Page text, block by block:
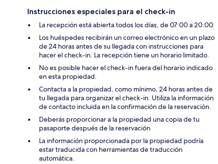
Instrucciones especiales para el check-in
La recepción está abierta todos los días, de 07:00 a 20:00.
Los huéspedes recibirán un correo electrónico en un plazo
de 24 horas antes de su llegada con instrucciones para
hacer el check-in. La recepción tiene un horario limitado.
No es posible hacer el check-in fuera del horario indicado
en esta propiedad.
Contacta a la propiedad, como mínimo, 24 horas antes de
tu llegada para organizar el check-in. Utiliza la información
de contacto incluida en la confirmación de la reservación.
Deberás proporcionar a la propiedad una copia de tu
pasaporte después de la reservación
La información proporcionada por la propiedad podría
estar traducida con herramientas de traducción
automática.